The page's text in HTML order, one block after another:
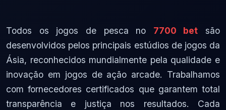
Todos os jogos de pesca no 7700 bet são
desenvolvidos pelos principais estúdios de jogos da
Ásia, reconhecidos mundialmente pela qualidade e
inovação em jogos de ação arcade. Trabalhamos
com fornecedores certificados que garantem total
transparência e justiça nos resultados. Cada